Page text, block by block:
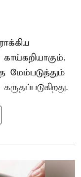
மேம்படுத்தும்